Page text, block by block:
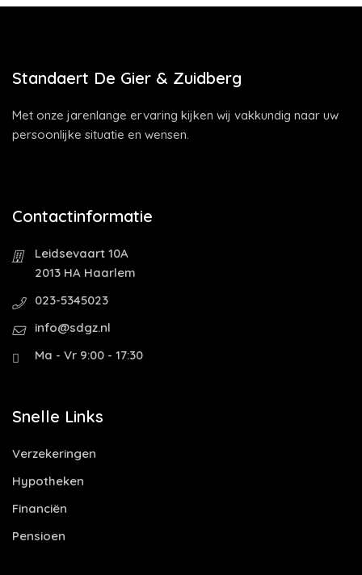
Standaert De Gier & Zuidberg
Met onze jarenlange ervaring kijken wij vakkundig naar uw
persoonlijke situatie en wensen.
Contactinformatie
Leidsevaart 10A
2013 HA Haarlem
023-5345023
info@sdgz.nl
Ma - Vr 9:00 - 17:30
Snelle Links
Verzekeringen
Hypotheken
Financiën
Pensioen